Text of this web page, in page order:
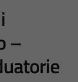
–